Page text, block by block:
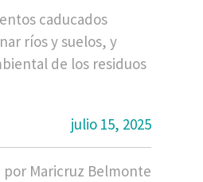
caducados
ríos y suelos, y
de los residuos
julio 15, 2025
por Maricruz Belmonte